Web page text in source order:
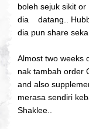
boleh sejuk sikit or
dia
datang..
dia pun share
Almost two weeks
nak tambah order
and also
merasa sendiri
Shaklee..